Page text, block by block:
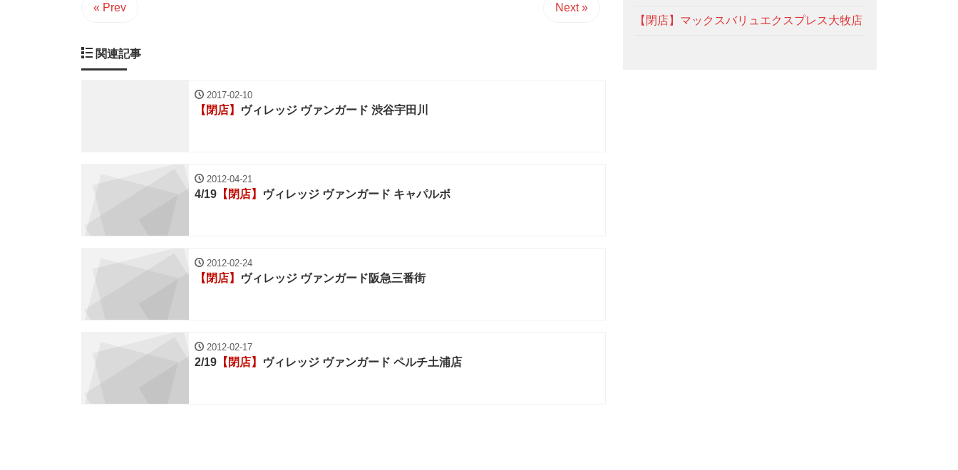
« Prev Next »
関連記事
2017-02-10
【閉店】 ヴィレッジ ヴァンガード 渋谷宇田川
2012-04-21
4/19 【閉店】 ヴィレッジ ヴァンガード キャパルボ
2012-02-24
【閉店】 ヴィレッジ ヴァンガード阪急三番街
2012-02-17
2/19 【閉店】 ヴィレッジ ヴァンガード ペルチ土浦店
【閉店】マックスバリュエクスプレス大牧店